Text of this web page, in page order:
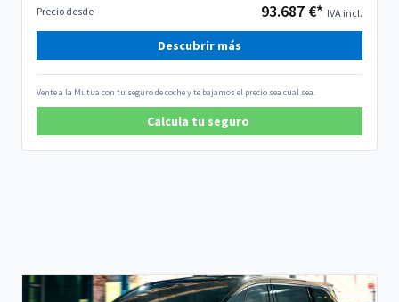
Precio desde 93.687 €* IVA incl.
Descubrir más
Vente a la Mutua con tu seguro de coche y te bajamos el precio sea cual sea.
Calcula tu seguro